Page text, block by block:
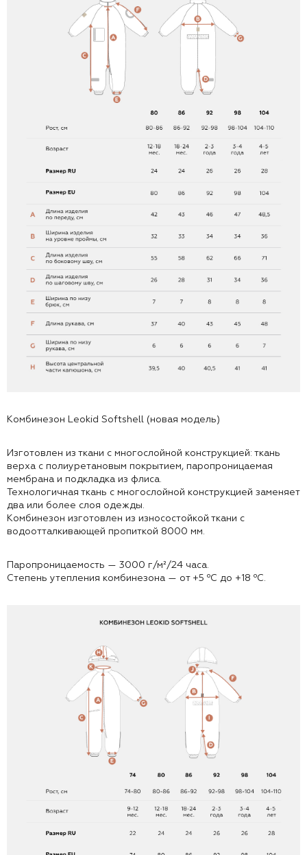
Комбинезон Leokid Softshell (новая модель)
Изготовлен из ткани с многослойной конструкцией: ткань
верха с полиуретановым покрытием, паропроницаемая
мембрана и подкладка из флиса.
Технологичная ткань с многослойной конструкцией заменяет
два или более слоя одежды.
Комбинезон изготовлен из износостойкой ткани с
водоотталкивающей пропиткой 8000 мм.
Паропроницаемость — 3000 г/м²/24 часа.
Степень утепления комбинезона — от +5 ⁰С до +18 ⁰С.